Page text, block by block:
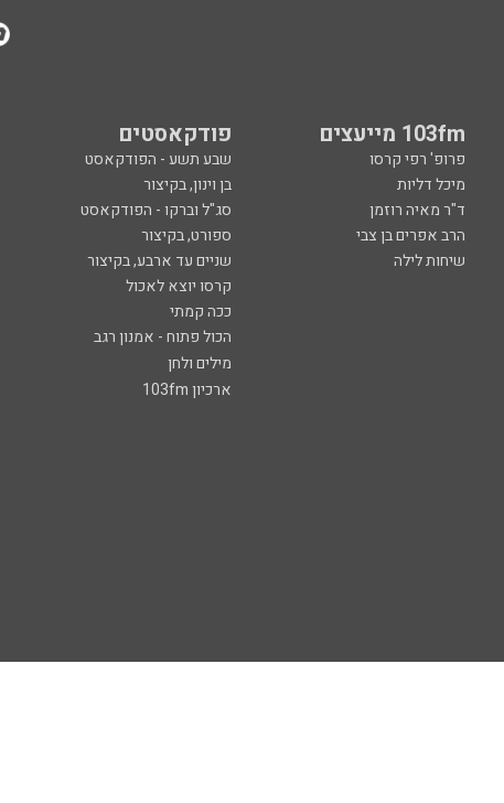
103fm מייעצים פודקאסטים
פרופ' רפי קרסו שבע תשע - הפודקאסט
מיכל דליות בן וינון, בקיצור
ד"ר מאיה רוזמן סג"ל וברקו - הפודקאסט
הרב אפרים בן צבי ספורט, בקיצור
שיחות לילה שניים עד ארבע, בקיצור
קרסו יוצא לאכול
ככה קמתי
הכול פתוח - אמנון רגב
מילים ולחן
ארכיון 103fm